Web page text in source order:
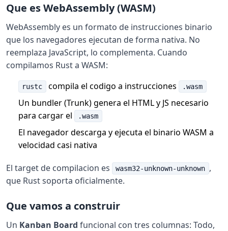
Que es WebAssembly (WASM)
WebAssembly es un formato de instrucciones binario
que los navegadores ejecutan de forma nativa. No
reemplaza JavaScript, lo complementa. Cuando
compilamos Rust a WASM:
rustc compila el codigo a instrucciones .wasm
Un bundler (Trunk) genera el HTML y JS necesario
para cargar el
.wasm
El navegador descarga y ejecuta el binario WASM a
velocidad casi nativa
El target de compilacion es wasm32-unknown-unknown ,
que Rust soporta oficialmente.
Que vamos a construir
Un Kanban Board funcional con tres columnas: Todo,